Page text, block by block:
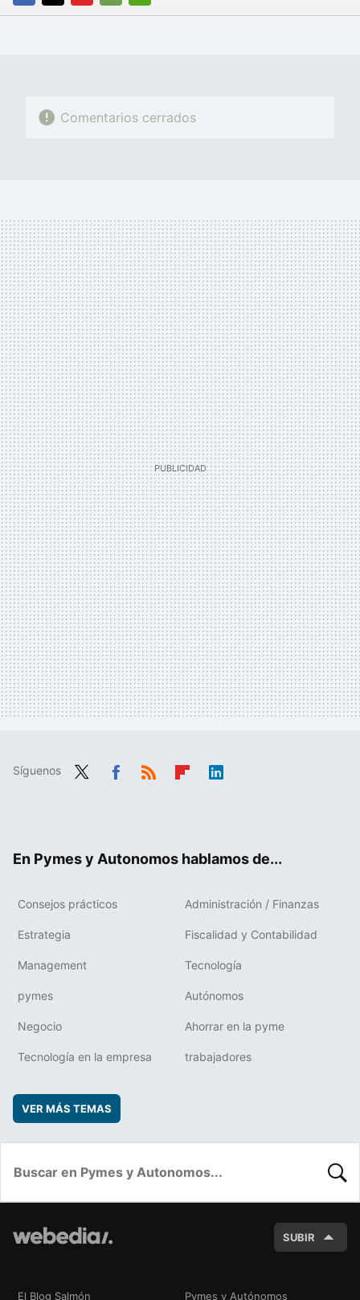
FACEBOOK
TWITTERFLIPBOARD
E-
WHATSAPP
Comentarios cerrados
Síguenos
En Pymes y Autonomos hablamos de...
Consejos prácticos Administración / Finanzas
Estrategia Fiscalidad y Contabilidad
Management Tecnología
pymes Autónomos
Negocio Ahorrar en la pyme
Tecnología en la empresa trabajadores
VER MÁS TEMAS
SUBIR
El Blog Salmón Pymes y Autónomos